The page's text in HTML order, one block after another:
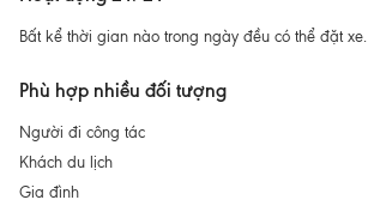
Bất kể thời gian nào trong ngày đều có thể đặt xe.
Phù hợp nhiều đối tượng
Người đi công tác
Khách du lịch
Gia đình